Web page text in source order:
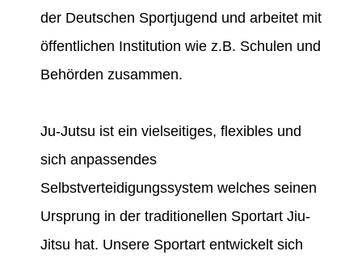
der Deutschen Sportjugend und arbeitet mit
öffentlichen Institution wie z.B. Schulen und
Behörden zusammen.
Ju-Jutsu ist ein vielseitiges, flexibles und
sich anpassendes
Selbstverteidigungssystem welches seinen
Ursprung in der traditionellen Sportart Jiu-
Jitsu hat. Unsere Sportart entwickelt sich